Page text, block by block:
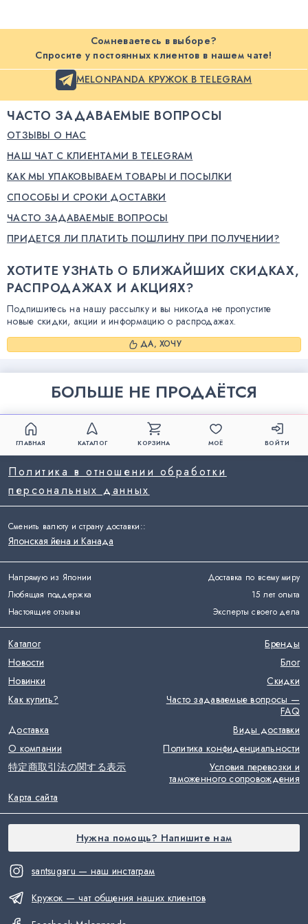
Сомневаетесь в выборе?
Спросите у постоянных клиентов в нашем чате!
MELONPANDA КРУЖОК В TELEGRAM
ЧАСТО ЗАДАВАЕМЫЕ ВОПРОСЫ
ОТЗЫВЫ О НАС
НАШ ЧАТ С КЛИЕНТАМИ В TELEGRAM
КАК МЫ УПАКОВЫВАЕМ ТОВАРЫ И ПОСЫЛКИ
СПОСОБЫ И СРОКИ ДОСТАВКИ
ЧАСТО ЗАДАВАЕМЫЕ ВОПРОСЫ
ПРИДЕТСЯ ЛИ ПЛАТИТЬ ПОШЛИНУ ПРИ ПОЛУЧЕНИИ?
ХОТИТЕ УЗНАТЬ О БЛИЖАЙШИХ СКИДКАХ,
РАСПРОДАЖАХ И АКЦИЯХ?
Подпишитесь на нашу рассылку и вы никогда не пропустите
новые скидки, акции и информацию о распродажах.
ДА, ХОЧУ
БОЛЬШЕ НЕ ПРОДАЁТСЯ
ГЛАВНАЯ КАТАЛОГ КОРЗИНА МОЁ ВОЙТИ
Напрямую из Японии
Доставка по всему миру
Любящая поддержка
15 лет опыта
Настоящие отзывы
Эксперты своего дела
santsugaru — наш инстаграм
Кружок — чат общения наших клиентов
Политика в отношении обработки
персональных данных
Каталог
Бренды
Новости
Блог
Новинки
Скидки
Как купить?
Часто задаваемые вопросы —
FAQ
Доставка
Виды доставки
О компании
Политика конфиденциальности
特定商取引法の関する表示
Условия перевозки и
таможенного сопровождения
Карта сайта
Сменить валюту и страну доставки::
Японская йена и Канада
Нужна помощь? Напишите нам